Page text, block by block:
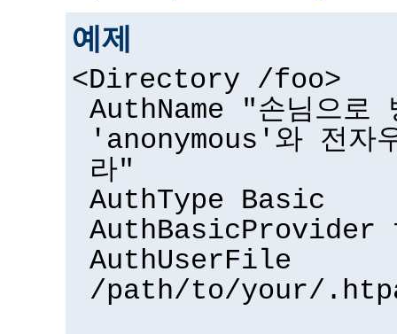
예제
<Directory /foo>
AuthName "손님으로
'anonymous'와 전자
라"
AuthType Basic
AuthUserFile
/path/to/your/